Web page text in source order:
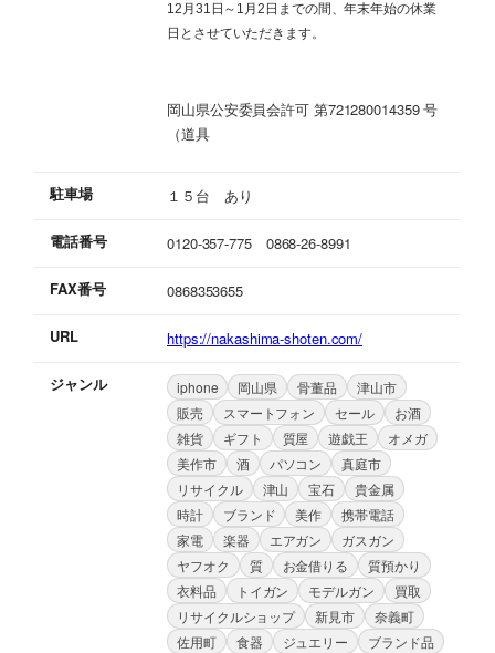
12月31日～1月2日までの間、年末年始の休業
日とさせていただきます。
岡山県公安委員会許可 第721280014359 号
（道具
駐車場 １５台 あり
電話番号 0120-357-775 0868-26-8991
FAX番号 0868353655
URL https://nakashima-shoten.com/
ジャンル iphone 岡山県 骨董品
津山市
販売
スマートフォン セール
お酒
雑貨
ギフト 質屋 遊戯王
オメガ
美作市
酒 パソコン
真庭市
リサイクル
津山 宝石
貴金属
時計
ブランド 美作
携帯電話
家電
楽器 エアガン
ガスガン
ヤフオク
質 お金借りる
質預かり
衣料品
トイガン モデルガン
買取
リサイクルショップ
新見市
奈義町
佐用町
食器 ジュエリー
ブランド品